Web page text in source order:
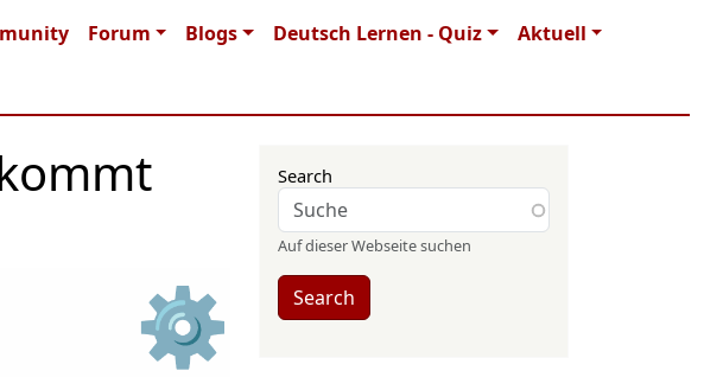
Forum Blogs Deutsch Lernen - Quiz
Aktuell
⚙
Search
Auf dieser Webseite suchen
Search